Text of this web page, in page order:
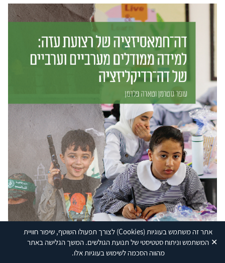
אתר זה משתמש בעוגיות(Cookies) לצורך תפעולו השוטף, שיפור חוויית
המשתמש וניתוח סטטיסטי של תנועת הגולשים. המשך הגלישה באתר
מהווה הסכמה לשימוש בעוגיות אלו.
✕